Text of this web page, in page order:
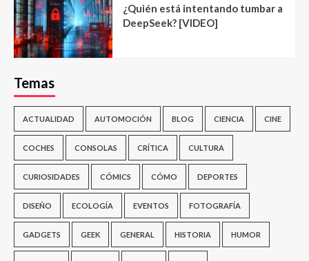
¿Quién está intentando tumbar a
DeepSeek? [VIDEO]
Temas
ACTUALIDAD AUTOMOCIÓN BLOG CIENCIA CINE
COCHES CONSOLAS CRÍTICA CULTURA
CURIOSIDADES CÓMICS CÓMO DEPORTES
DISEÑO ECOLOGÍA EVENTOS FOTOGRAFÍA
GADGETS GEEK GENERAL HISTORIA HUMOR